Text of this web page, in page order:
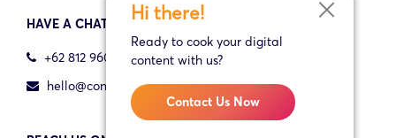
Hi there!
Ready to cook your digital
content with us?
Contact Us Now
HAVE A CHAT WITH US
+62 812 9600 6767
hello@contendr.co.id